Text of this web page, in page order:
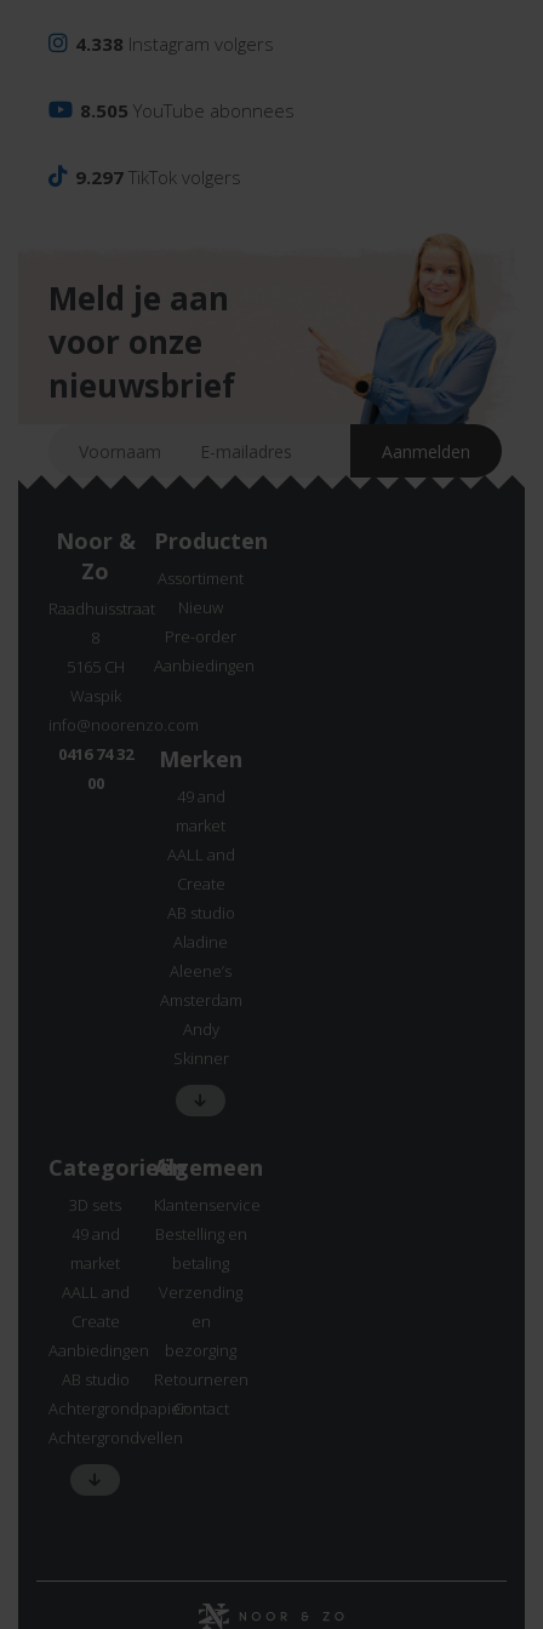
4.338 Instagram volgers
8.505 YouTube abonnees
9.297 TikTok volgers
Meld je aan
voor onze
nieuwsbrief
Noor &
Zo
Raadhuisstraat
8
5165 CH
Waspik
info@noorenzo.com
0416 74 32
00
Producten
Assortiment
Nieuw
Pre-order
Aanbiedingen
Merken
49 and
market
AALL and
Create
AB studio
Aladine
Aleene’s
Amsterdam
Andy
Skinner
Categorieën
3D sets
49 and
market
AALL and
Create
Aanbiedingen
AB studio
Achtergrondpapier
Achtergrondvellen
Algemeen
Klantenservice
Bestelling en
betaling
Verzending
en
bezorging
Retourneren
Contact